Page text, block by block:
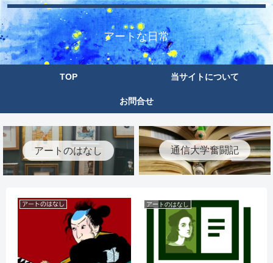
アートな日常
TOP 当サイトについて
お問合せ
アートのはなし 通信大学奮闘記
アートのはなし アートのはなし